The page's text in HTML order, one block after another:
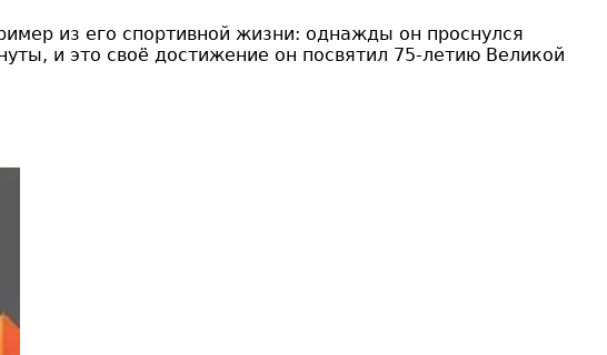
из его спортивной жизни: однажды он проснулся
и это своё достижение он посвятил 75-летию Великой